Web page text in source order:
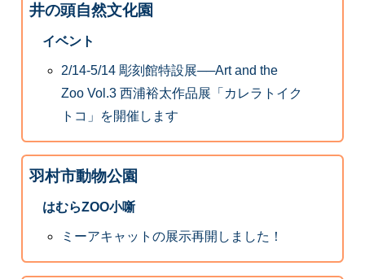
井の頭自然文化園
イベント
2/14-5/14 彫刻館特設展──Art and the
Zoo Vol.3 西浦裕太作品展「カレラトイク
トコ」を開催します
羽村市動物公園
はむらZOO小噺
ミーアキャットの展示再開しました！